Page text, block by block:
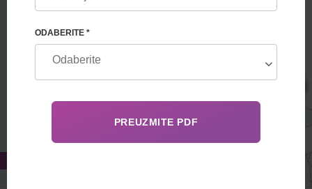
ODABERITE *